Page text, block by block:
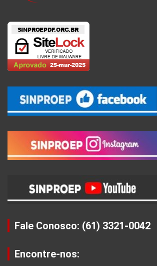
Fale Conosco: (61) 3321-0042
Encontre-nos: